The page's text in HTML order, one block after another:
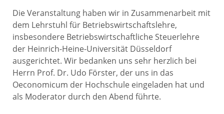
Die Veranstaltung haben wir in Zusammenarbeit mit
dem Lehrstuhl für Betriebswirtschaftslehre,
insbesondere Betriebswirtschaftliche Steuerlehre
der Heinrich-Heine-Universität Düsseldorf
ausgerichtet. Wir bedanken uns sehr herzlich bei
Herrn Prof. Dr. Udo Förster, der uns in das
Oeconomicum der Hochschule eingeladen hat und
als Moderator durch den Abend führte.